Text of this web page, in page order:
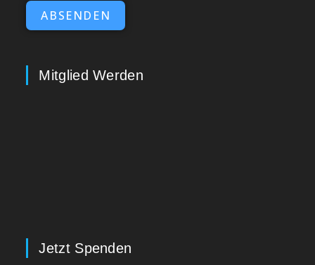
ABSENDEN
Mitglied Werden
Jetzt Spenden